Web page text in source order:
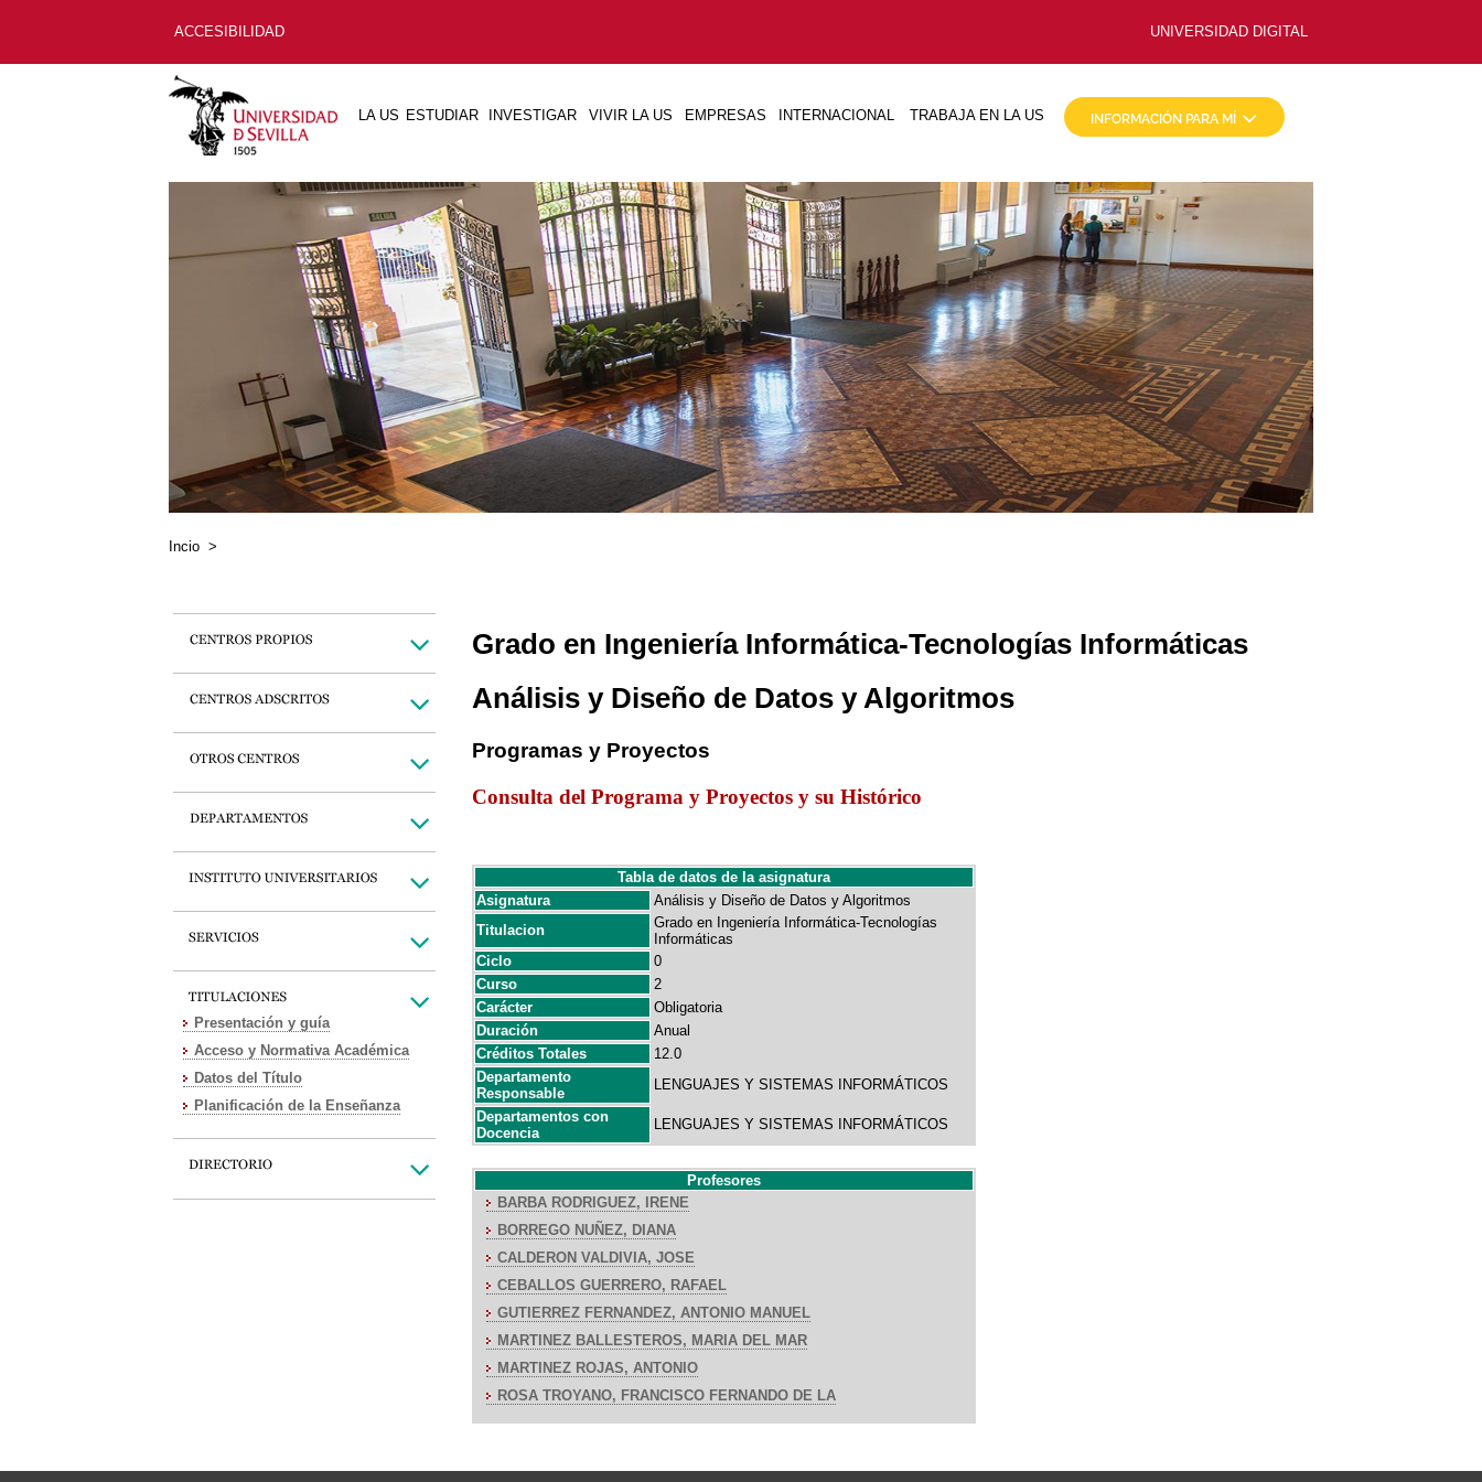
ACCESIBILIDAD UNIVERSIDAD DIGITAL
LA US ESTUDIAR INVESTIGAR VIVIR LA US EMPRESAS INTERNACIONAL TRABAJA EN LA US
Incio >
Presentación y guía
Acceso y Normativa Académica
Datos del Título
Planificación de la Enseñanza
Grado en Ingeniería Informática-Tecnologías Informáticas
Análisis y Diseño de Datos y Algoritmos
Programas y Proyectos
Consulta del Programa y Proyectos y su Histórico
Tabla de datos de la asignatura
Asignatura
Análisis y Diseño de Datos y Algoritmos
Titulacion
Grado en Ingeniería Informática-Tecnologías
Informáticas
Ciclo
0
Curso
2
Carácter
Obligatoria
Duración
Anual
Créditos Totales
12.0
Departamento
Responsable
LENGUAJES Y SISTEMAS INFORMÁTICOS
Departamentos con
Docencia
LENGUAJES Y SISTEMAS INFORMÁTICOS
Profesores
BARBA RODRIGUEZ, IRENE
BORREGO NUÑEZ, DIANA
CALDERON VALDIVIA, JOSE
CEBALLOS GUERRERO, RAFAEL
GUTIERREZ FERNANDEZ, ANTONIO MANUEL
MARTINEZ BALLESTEROS, MARIA DEL MAR
MARTINEZ ROJAS, ANTONIO
ROSA TROYANO, FRANCISCO FERNANDO DE LA